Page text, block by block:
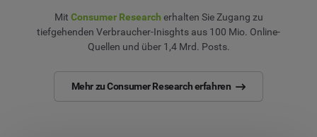
Mit Consumer Research erhalten Sie Zugang zu
tiefgehenden Verbraucher-Inisghts aus 100 Mio. Online-
Quellen und über 1,4 Mrd. Posts.
Mehr zu Consumer Research erfahren